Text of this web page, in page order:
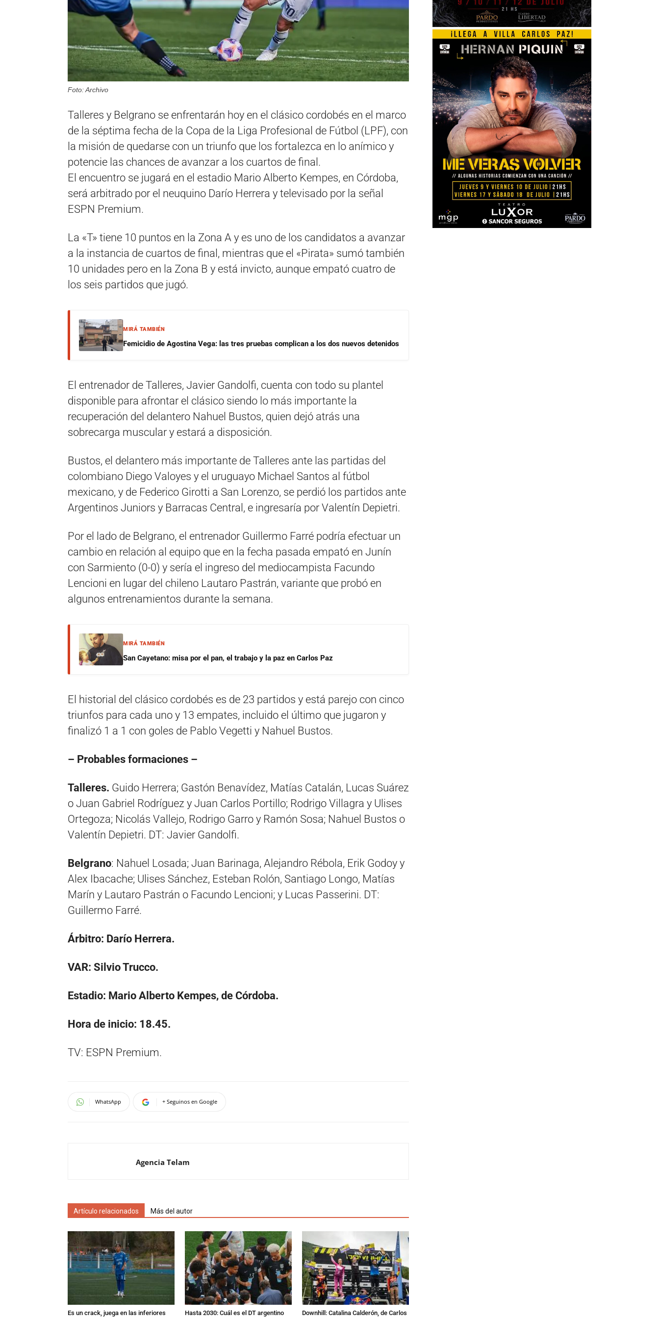
Foto: Archivo
Talleres y Belgrano se enfrentarán hoy en el clásico cordobés en el marco
de la séptima fecha de la Copa de la Liga Profesional de Fútbol (LPF), con
la misión de quedarse con un triunfo que los fortalezca en lo anímico y
potencie las chances de avanzar a los cuartos de final.
El encuentro se jugará en el estadio Mario Alberto Kempes, en Córdoba,
será arbitrado por el neuquino Darío Herrera y televisado por la señal
ESPN Premium.
La «T» tiene 10 puntos en la Zona A y es uno de los candidatos a avanzar
a la instancia de cuartos de final, mientras que el «Pirata» sumó también
10 unidades pero en la Zona B y está invicto, aunque empató cuatro de
los seis partidos que jugó.
MIRÁ TAMBIÉN
Femicidio de Agostina Vega: las tres pruebas complican a los dos nuevos detenidos
El entrenador de Talleres, Javier Gandolfi, cuenta con todo su plantel
disponible para afrontar el clásico siendo lo más importante la
recuperación del delantero Nahuel Bustos, quien dejó atrás una
sobrecarga muscular y estará a disposición.
Bustos, el delantero más importante de Talleres ante las partidas del
colombiano Diego Valoyes y el uruguayo Michael Santos al fútbol
mexicano, y de Federico Girotti a San Lorenzo, se perdió los partidos ante
Argentinos Juniors y Barracas Central, e ingresaría por Valentín Depietri.
Por el lado de Belgrano, el entrenador Guillermo Farré podría efectuar un
cambio en relación al equipo que en la fecha pasada empató en Junín
con Sarmiento (0-0) y sería el ingreso del mediocampista Facundo
Lencioni en lugar del chileno Lautaro Pastrán, variante que probó en
algunos entrenamientos durante la semana.
MIRÁ TAMBIÉN
San Cayetano: misa por el pan, el trabajo y la paz en Carlos Paz
El historial del clásico cordobés es de 23 partidos y está parejo con cinco
triunfos para cada uno y 13 empates, incluido el último que jugaron y
finalizó 1 a 1 con goles de Pablo Vegetti y Nahuel Bustos.
– Probables formaciones –
Talleres. Guido Herrera; Gastón Benavídez, Matías Catalán, Lucas Suárez
o Juan Gabriel Rodríguez y Juan Carlos Portillo; Rodrigo Villagra y Ulises
Ortegoza; Nicolás Vallejo, Rodrigo Garro y Ramón Sosa; Nahuel Bustos o
Valentín Depietri. DT: Javier Gandolfi.
Belgrano: Nahuel Losada; Juan Barinaga, Alejandro Rébola, Erik Godoy y
Alex Ibacache; Ulises Sánchez, Esteban Rolón, Santiago Longo, Matías
Marín y Lautaro Pastrán o Facundo Lencioni; y Lucas Passerini. DT:
Guillermo Farré.
Árbitro: Darío Herrera.
VAR: Silvio Trucco.
Estadio: Mario Alberto Kempes, de Córdoba.
Hora de inicio: 18.45.
TV: ESPN Premium.
WhatsApp + Seguinos en Google
Agencia Telam
Artículo relacionados Más del autor
Es un crack, juega en las inferiores Hasta 2030: Cuál es el DT argentino Downhill: Catalina Calderón, de Carlos